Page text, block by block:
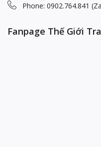
Phone: 0902.764.841
Fanpage Thế Giới